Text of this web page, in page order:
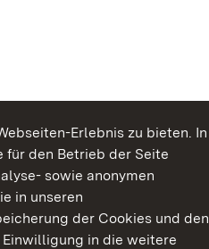
Erlebnis zu bieten. In
für den Betrieb der Seite
sowie anonymen
in unseren
der Cookies und den
Einwilligung in die weitere